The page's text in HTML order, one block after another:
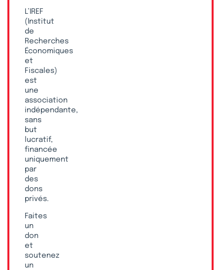
L’IREF
(Institut
de
Recherches
Économiques
et
Fiscales)
est
une
association
indépendante,
sans
but
lucratif,
financée
uniquement
par
des
dons
privés.
Faites
un
don
et
soutenez
un